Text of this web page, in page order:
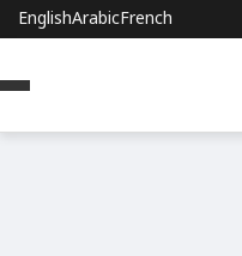
French
Arabic
English